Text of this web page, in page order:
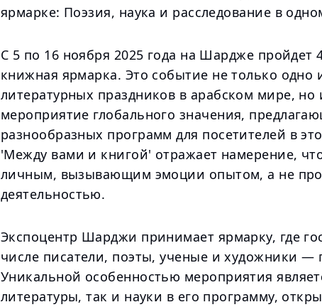
ярмарке: Поэзия, наука и расследование в
С 5 по 16 ноября 2025 года на Шардже пройдет
книжная ярмарка. Это событие не только одно
литературных праздников в арабском мире, но
мероприятие глобального значения,
разнообразных программ для посетителей в
'Между вами и книгой' отражает намерение,
личным, вызывающим эмоции опытом, а не
деятельностью.
Экспоцентр Шарджи принимает ярмарку, где
числе писатели, поэты, ученые и художники —
Уникальной особенностью мероприятия
литературы, так и науки в его программу,